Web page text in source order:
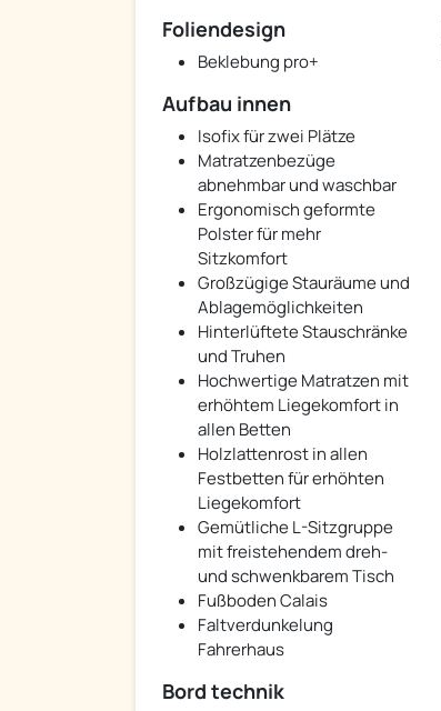
Foliendesign
Beklebung pro+
Aufbau innen
Isofix für zwei Plätze
Matratzenbezüge
abnehmbar und waschbar
Ergonomisch geformte
Polster für mehr
Sitzkomfort
Großzügige Stauräume und
Ablagemöglichkeiten
Hinterlüftete Stauschränke
und Truhen
Hochwertige Matratzen mit
erhöhtem Liegekomfort in
allen Betten
Holzlattenrost in allen
Festbetten für erhöhten
Liegekomfort
Gemütliche L-Sitzgruppe
mit freistehendem dreh-
und schwenkbarem Tisch
Fußboden Calais
Faltverdunkelung
Fahrerhaus
Bord technik